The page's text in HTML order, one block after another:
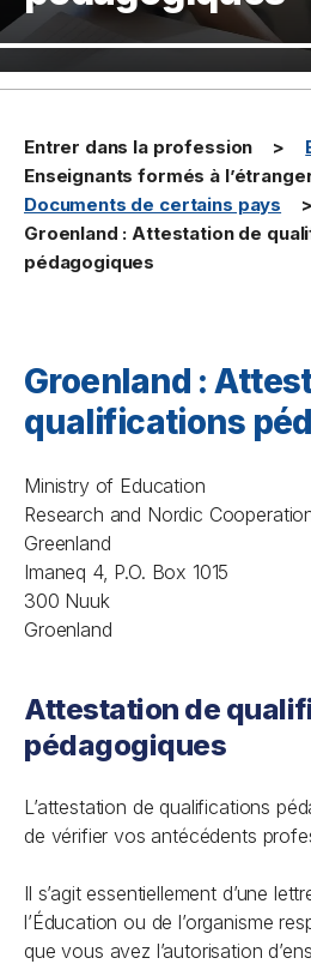
Entrer dans la profession
Enseignants formés à
Documents de certains pays
Groenland : Attestation de
pédagogiques
Groenland :
qualifications
Ministry of Education
Research and Nordic
Greenland
Imaneq 4, P.O. Box 1015
300 Nuuk
Groenland
Attestation de
pédagogiques
L’attestation de qualifications
de vérifier vos antécédents
Il s’agit essentiellement d’une
l’Éducation ou de l’organisme
que vous avez l’autorisation